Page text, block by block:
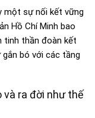
một sự nối kết vững
Hồ Chí Minh bao
tinh thần đoàn kết
bó với các tầng
và ra đời như thế